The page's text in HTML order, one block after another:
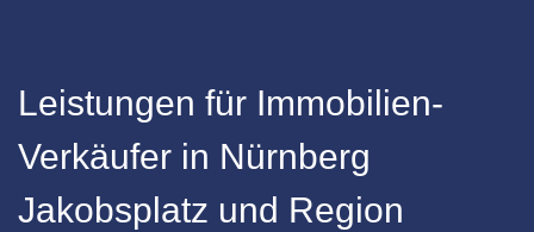
Leistungen für Immobilien-
Verkäufer in Nürnberg
Jakobsplatz und Region